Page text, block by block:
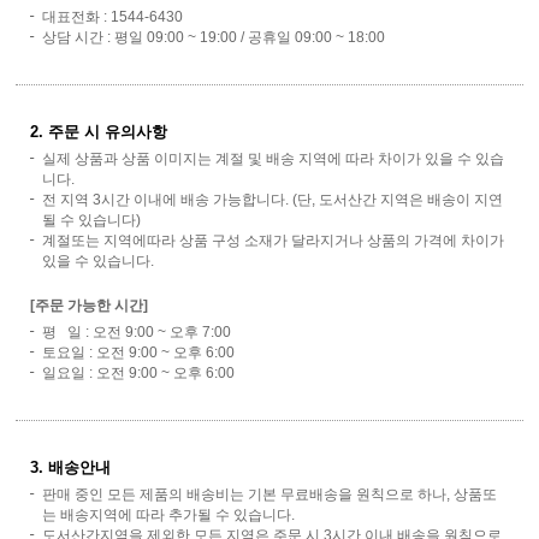
대표전화 : 1544-6430
상담 시간 : 평일 09:00 ~ 19:00 / 공휴일 09:00 ~ 18:00
2. 주문 시 유의사항
실제 상품과 상품 이미지는 계절 및 배송 지역에 따라 차이가 있을 수 있습
니다.
전 지역 3시간 이내에 배송 가능합니다. (단, 도서산간 지역은 배송이 지연
될 수 있습니다)
계절또는 지역에따라 상품 구성 소재가 달라지거나 상품의 가격에 차이가
있을 수 있습니다.
[주문 가능한 시간]
평 일 : 오전 9:00 ~ 오후 7:00
토요일 : 오전 9:00 ~ 오후 6:00
일요일 : 오전 9:00 ~ 오후 6:00
3. 배송안내
판매 중인 모든 제품의 배송비는 기본 무료배송을 원칙으로 하나, 상품또
는 배송지역에 따라 추가될 수 있습니다.
도서산간지역을 제외한 모든 지역은 주문 시 3시간 이내 배송을 원칙으로